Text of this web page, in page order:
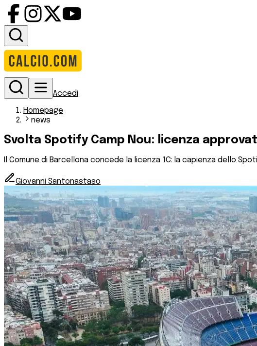
Accedi
Homepage
news
Svolta Spotify Camp Nou: licenza
Il Comune di Barcellona concede la licenza 1C: la capienza dello
Giovanni Santonastaso